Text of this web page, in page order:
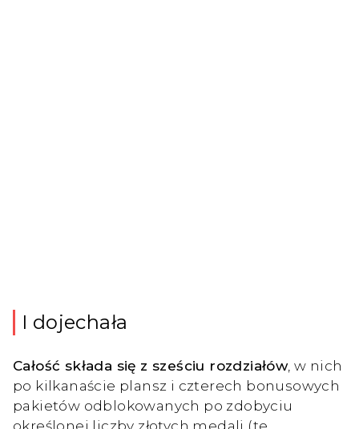
I dojechała
Całość składa się z sześciu rozdziałów, w nich
po kilkanaście plansz i czterech bonusowych
pakietów odblokowanych po zdobyciu
określonej liczby złotych medali (te